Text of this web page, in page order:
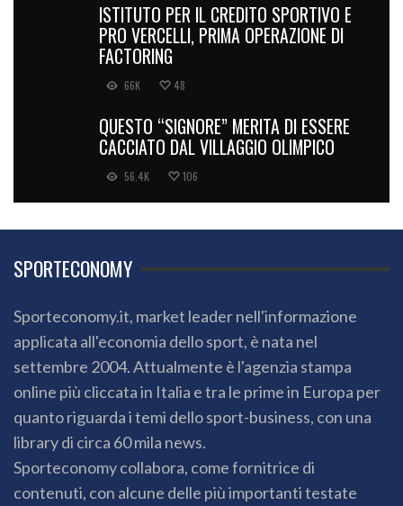
ISTITUTO PER IL CREDITO SPORTIVO E
PRO VERCELLI, PRIMA OPERAZIONE DI
FACTORING
66K 48
QUESTO “SIGNORE” MERITA DI ESSERE
CACCIATO DAL VILLAGGIO OLIMPICO
56.4K 106
SPORTECONOMY
Sporteconomy.it, market leader nell'informazione
applicata all'economia dello sport, è nata nel
settembre 2004. Attualmente è l'agenzia stampa
online più cliccata in Italia e tra le prime in Europa per
quanto riguarda i temi dello sport-business, con una
library di circa 60 mila news.
Sporteconomy collabora, come fornitrice di
contenuti, con alcune delle più importanti testate